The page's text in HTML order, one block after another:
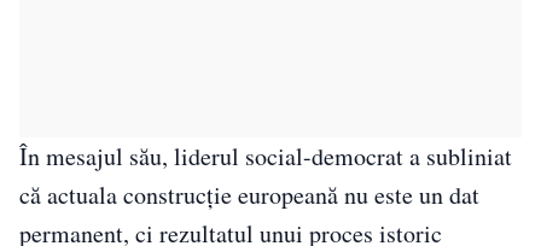
În mesajul său, liderul social-democrat a subliniat
că actuala construcție europeană nu este un dat
permanent, ci rezultatul unui proces istoric